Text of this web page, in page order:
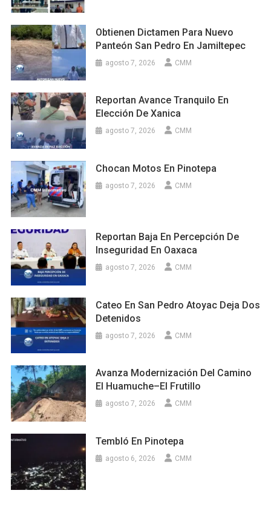
Obtienen Dictamen Para Nuevo
Panteón San Pedro En Jamiltepec
agosto 7, 2026 CMM
Reportan Avance Tranquilo En
Elección De Xanica
agosto 7, 2026 CMM
Chocan Motos En Pinotepa
agosto 7, 2026 CMM
Reportan Baja En Percepción De
Inseguridad En Oaxaca
agosto 7, 2026 CMM
Cateo En San Pedro Atoyac Deja Dos
Detenidos
agosto 7, 2026 CMM
Avanza Modernización Del Camino
El Huamuche–El Frutillo
agosto 7, 2026 CMM
Tembló En Pinotepa
agosto 6, 2026 CMM